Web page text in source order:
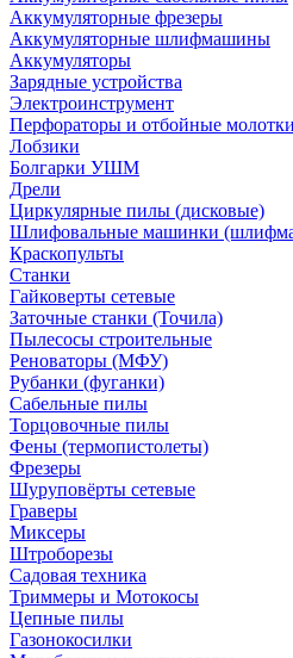
Аккумуляторные фрезеры
Аккумуляторные шлифмашины
Аккумуляторы
Зарядные устройства
Электроинструмент
Перфораторы и отбойные молотки
Лобзики
Болгарки УШМ
Дрели
Циркулярные пилы (дисковые)
Шлифовальные машинки
Краскопульты
Станки
Гайковерты сетевые
Заточные станки (Точила)
Пылесосы строительные
Реноваторы (МФУ)
Рубанки (фуганки)
Сабельные пилы
Торцовочные пилы
Фены (термопистолеты)
Фрезеры
Шуруповёрты сетевые
Граверы
Миксеры
Штроборезы
Садовая техника
Триммеры и Мотокосы
Цепные пилы
Газонокосилки